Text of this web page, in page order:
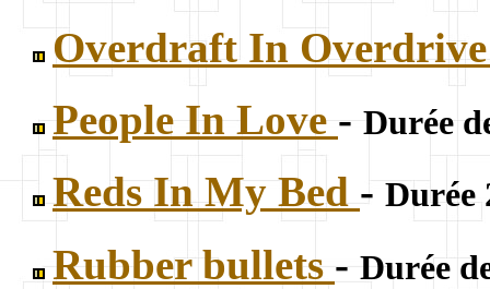
Overdraft In
People In Love - Durée
Reds In My Bed - Durée
Rubber bullets - Durée